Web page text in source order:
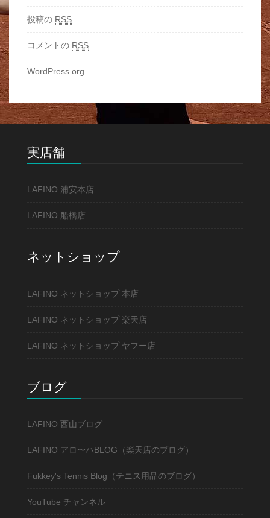
投稿の RSS
コメントの RSS
WordPress.org
実店舗
LAFINO 浦安本店
LAFINO 船橋店
ネットショップ
LAFINO ネットショップ 本店
LAFINO ネットショップ 楽天店
LAFINO ネットショップ ヤフー店
ブログ
LAFINO 西山ブログ
LAFINO アロ〜ハBLOG（楽天店のブログ）
Fukkey's Tennis Blog（テニス用品のブログ）
YouTube チャンネル